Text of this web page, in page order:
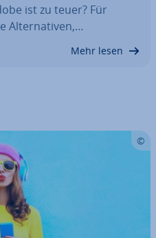
ist zu teuer? Für
Al­ter­na­ti­ven,…
Mehr lesen